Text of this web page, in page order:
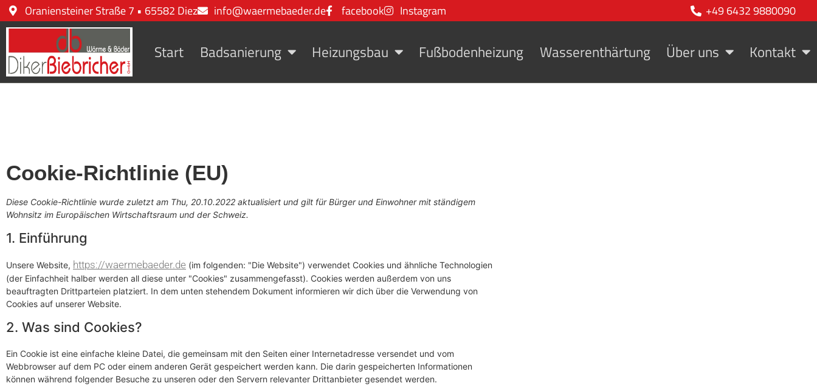
Oraniensteiner Straße 7 • 65582 Diez info@waermebaeder.de facebook Instagram +49 6432 9880090
Start Badsanierung Heizungsbau Fußbodenheizung Wasserenthärtung Über uns Kontakt
Cookie-Richtlinie (EU)
Diese Cookie-Richtlinie wurde zuletzt am Thu, 20.10.2022 aktualisiert und gilt für Bürger und Einwohner mit ständigem
Wohnsitz im Europäischen Wirtschaftsraum und der Schweiz.
1. Einführung
Unsere Website, https://waermebaeder.de (im folgenden: "Die Website") verwendet Cookies und ähnliche Technologien
(der Einfachheit halber werden all diese unter "Cookies" zusammengefasst). Cookies werden außerdem von uns
beauftragten Drittparteien platziert. In dem unten stehendem Dokument informieren wir dich über die Verwendung von
Cookies auf unserer Website.
2. Was sind Cookies?
Ein Cookie ist eine einfache kleine Datei, die gemeinsam mit den Seiten einer Internetadresse versendet und vom
Webbrowser auf dem PC oder einem anderen Gerät gespeichert werden kann. Die darin gespeicherten Informationen
können während folgender Besuche zu unseren oder den Servern relevanter Drittanbieter gesendet werden.